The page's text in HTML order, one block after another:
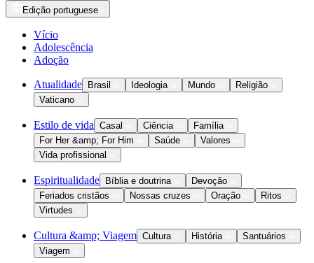
Edição portuguese
Vício
Adolescência
Adoção
Atualidade Brasil Ideologia Mundo
Religião
Vaticano
Estilo de vida Casal Ciência
Família
For Her &amp; For Him
Saúde
Valores
Vida profissional
Espiritualidade Bíblia e doutrina
Devoção
Feriados cristãos
Nossas cruzes Oração
Ritos
Virtudes
Cultura &amp; Viagem Cultura História
Santuários
Viagem